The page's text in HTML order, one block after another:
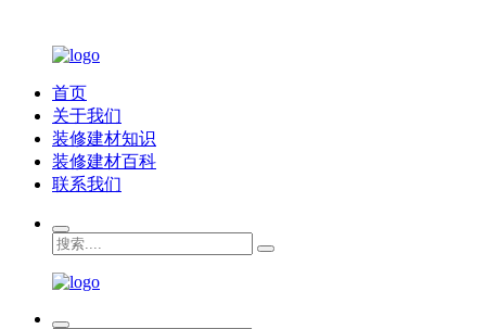
首页
关于我们
装修建材知识
装修建材百科
联系我们